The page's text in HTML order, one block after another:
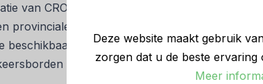
Deze website maakt gebruik
zorgen dat u de beste ervaring
Meer
van CROW. Bovendien zijn er nog zo'n
provinciale wegen, met een totaaloppervlak van
beschikbaar zijn voor hergebruik. Hierdoor
in de komende decennia overbodig.